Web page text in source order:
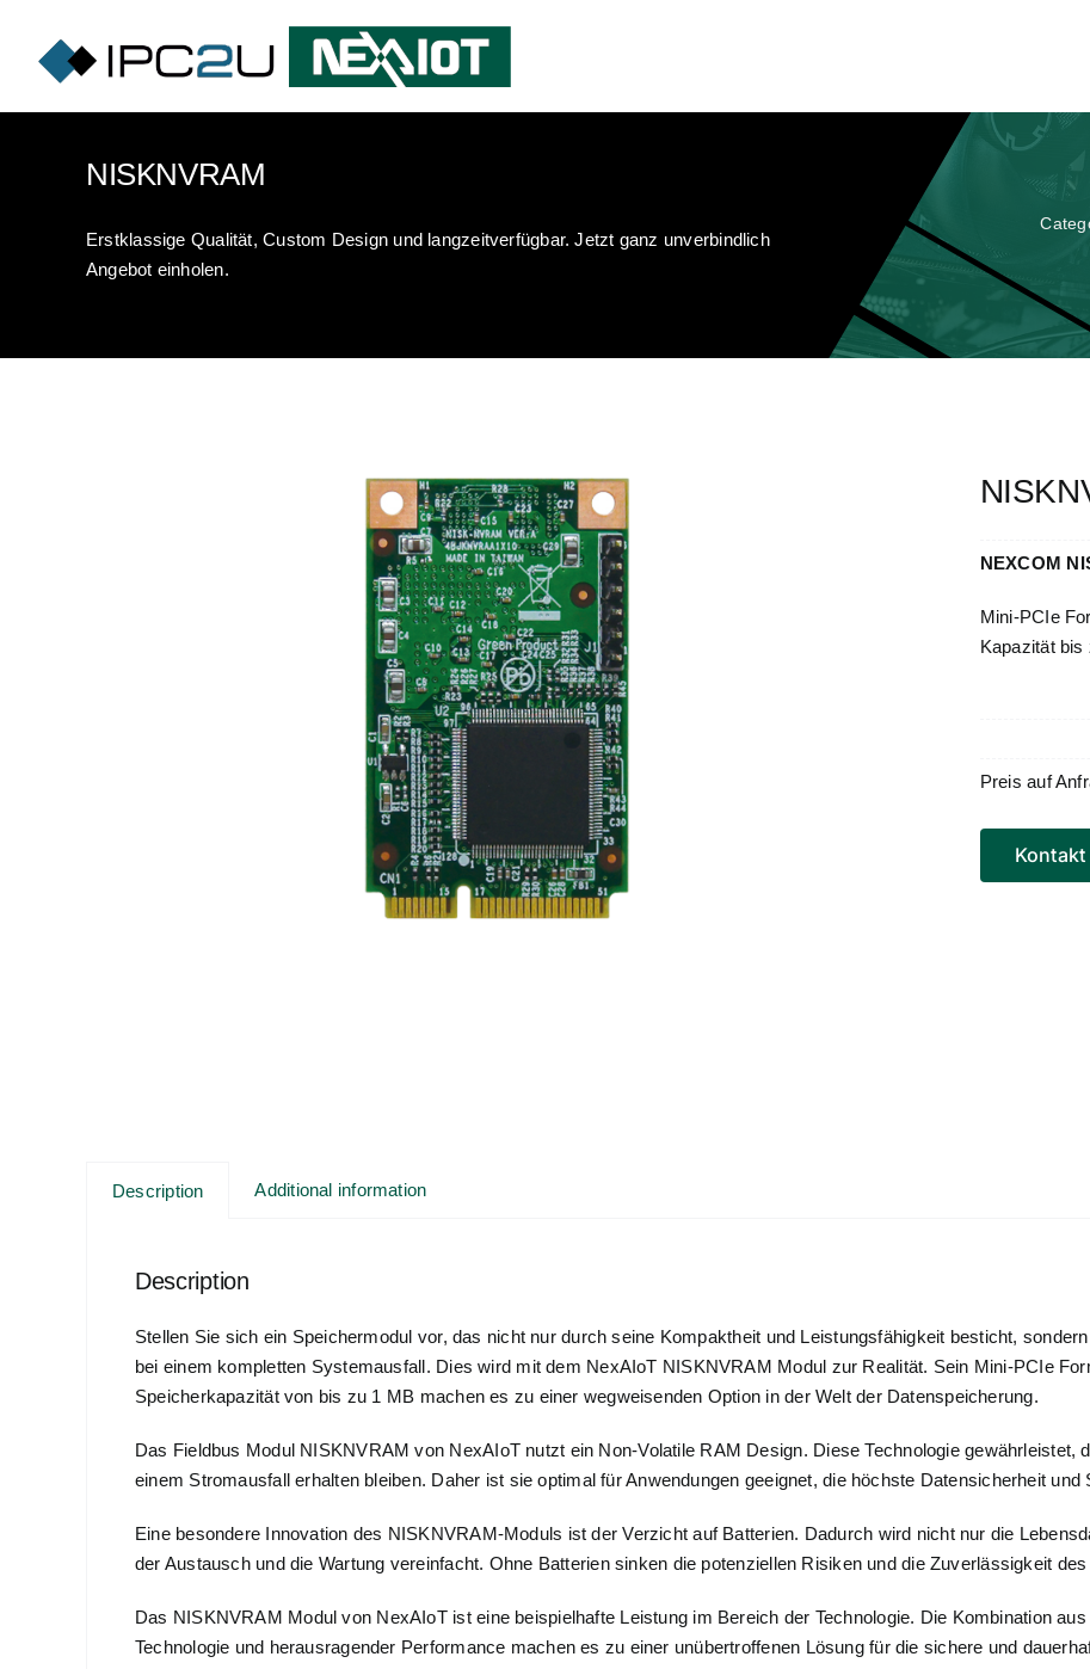
content
NISKNVRAM
Erstklassige Qualität, Custom Design und langzeitverfügbar. Jetzt ganz unverbindlich
Angebot einholen.
NEXCOM
Mini-PCIe
Kapazität
Preis auf
Kontakt
Description Additional information
Description
Stellen Sie sich ein Speichermodul vor, das nicht nur durch seine Kompaktheit und Leistungsfähigkeit besticht,
bei einem kompletten Systemausfall. Dies wird mit dem NexAIoT NISKNVRAM Modul zur Realität. Sein Mini-PCIe
Speicherkapazität von bis zu 1 MB machen es zu einer wegweisenden Option in der Welt der Datenspeicherung.
Das Fieldbus Modul NISKNVRAM von NexAIoT nutzt ein Non-Volatile RAM Design. Diese Technologie gewährleistet,
einem Stromausfall erhalten bleiben. Daher ist sie optimal für Anwendungen geeignet, die höchste Datensicherheit
Eine besondere Innovation des NISKNVRAM-Moduls ist der Verzicht auf Batterien. Dadurch wird nicht nur die
der Austausch und die Wartung vereinfacht. Ohne Batterien sinken die potenziellen Risiken und die Zuverlässigkeit
Das NISKNVRAM Modul von NexAIoT ist eine beispielhafte Leistung im Bereich der Technologie. Die Kombination
Technologie und herausragender Performance machen es zu einer unübertroffenen Lösung für die sichere und